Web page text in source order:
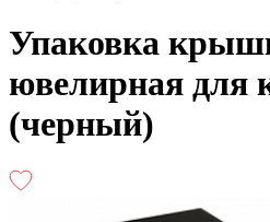
Упаковка
ювелирная для
(черный)